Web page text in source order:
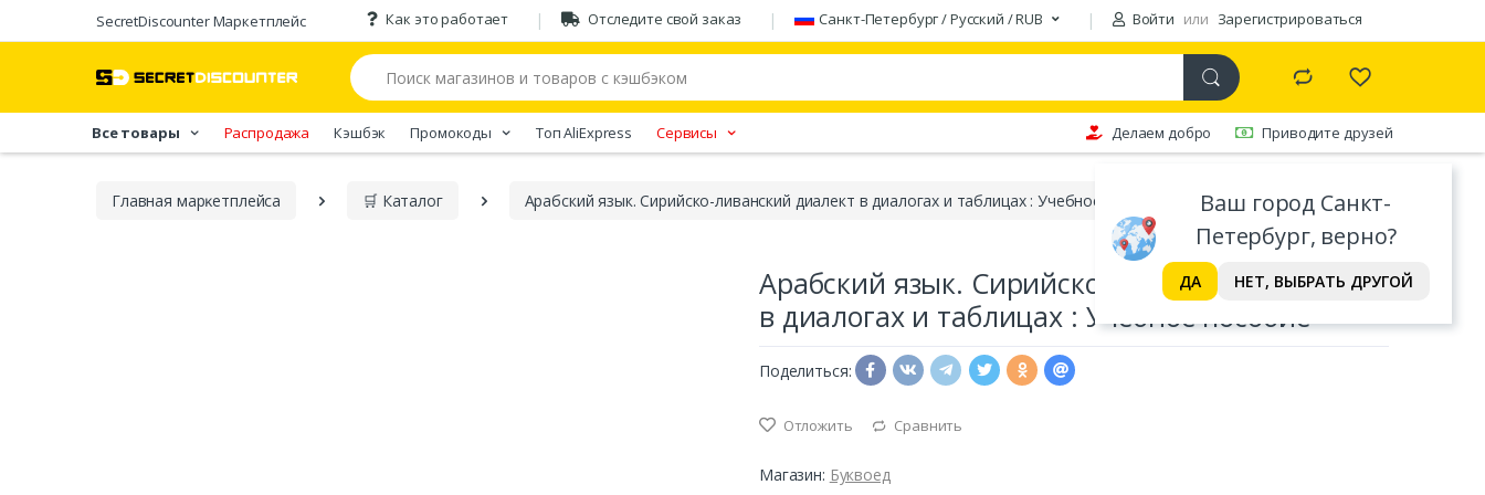
SecretDiscounter Маркетплейс Как это работает Отследите свой заказ Санкт-Петербург / Русский / RUB Войти или Зарегистрироваться
Ваш город Санкт-
Петербург, верно?
ДА НЕТ, ВЫБРАТЬ ДРУГОЙ
Все товары Распродажа Кэшбэк Промокоды Tоп AliExpress Сервисы Делаем добро Приводите друзей
Главная марĸетплейса 🛒 Каталог Арабский язык. Сирийско-ливанский диалект в диалогах и таблицах : Учебное пособие
Арабский язык. Сирийско-ливанский диалект
в диалогах и таблицах : Учебное пособие
Поделиться:
Отложить Сравнить
Магазин: Буквоед